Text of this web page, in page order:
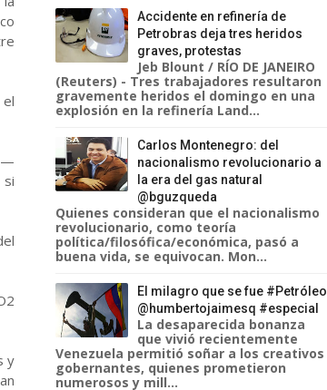
—
si
y
Accidente en refinería de
Petrobras deja tres heridos
graves, protestas
Jeb Blount / RÍO DE JANEIRO
(Reuters) - Tres trabajadores resultaron
gravemente heridos el domingo en una
explosión en la refinería Land...
Carlos Montenegro: del
nacionalismo revolucionario a
la era del gas natural
@bguzqueda
Quienes consideran que el nacionalismo
revolucionario, como teoría
política/filosófica/económica, pasó a
buena vida, se equivocan. Mon...
El milagro que se fue #Petróleo
@humbertojaimesq #especial
La desaparecida bonanza
que vivió recientemente
Venezuela permitió soñar a los creativos
gobernantes, quienes prometieron
numerosos y mill...